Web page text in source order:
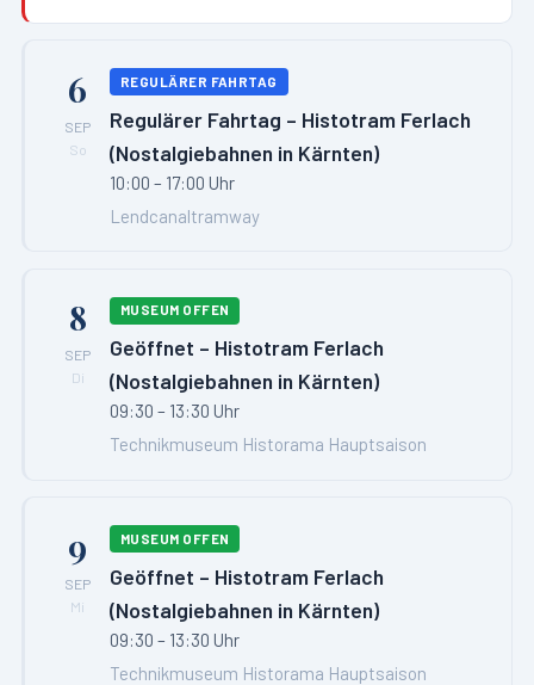
6
SEP
So
REGULÄRER FAHRTAG
Regulärer Fahrtag – Histotram Ferlach
(Nostalgiebahnen in Kärnten)
10:00 – 17:00 Uhr
Lendcanaltramway
8
SEP
Di
MUSEUM OFFEN
Geöffnet – Histotram Ferlach
(Nostalgiebahnen in Kärnten)
09:30 – 13:30 Uhr
Technikmuseum Historama Hauptsaison
9
SEP
Mi
MUSEUM OFFEN
Geöffnet – Histotram Ferlach
(Nostalgiebahnen in Kärnten)
09:30 – 13:30 Uhr
Technikmuseum Historama Hauptsaison